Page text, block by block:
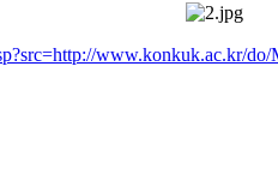
www.konkuk.ac.kr/